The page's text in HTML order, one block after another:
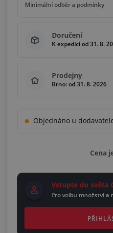
Minimální odběr a podmínky
5,00 m
Násobky 5,00 m
Doručení
K expedici od 31. 8.
Prodejny
Brno: od 31. 8. 2026
Objednáno u
Cena
Vstupte do světa
Pro volbu množství a